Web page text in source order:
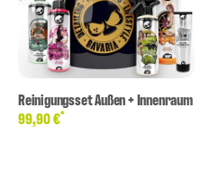
Reinigungsset Außen + Innenraum
99,90 €*